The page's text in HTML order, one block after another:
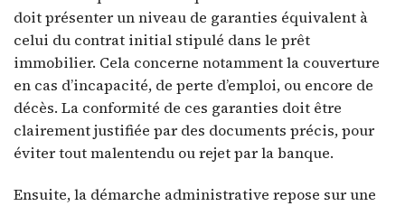
doit présenter un niveau de garanties équivalent à
celui du contrat initial stipulé dans le prêt
immobilier. Cela concerne notamment la couverture
en cas d’incapacité, de perte d’emploi, ou encore de
décès. La conformité de ces garanties doit être
clairement justifiée par des documents précis, pour
éviter tout malentendu ou rejet par la banque.
Ensuite, la démarche administrative repose sur une